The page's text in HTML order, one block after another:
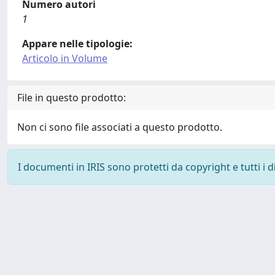
Numero autori
1
Appare nelle tipologie:
Articolo in Volume
File in questo prodotto:
Non ci sono file associati a questo prodotto.
I documenti in IRIS sono protetti da copyright e tutti i